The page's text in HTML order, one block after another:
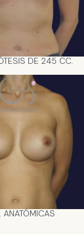
DE 245 CC.